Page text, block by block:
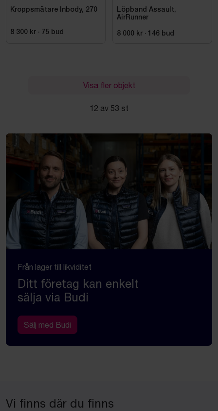
Kroppsmätare Inbody, 270
8 300 kr · 75 bud
Löpband Assault,
AirRunner
8 000 kr · 146 bud
Visa fler objekt
12 av 53 st
Från lager till likviditet
Ditt företag kan enkelt
sälja via Budi
Sälj med Budi
Vi finns där du finns